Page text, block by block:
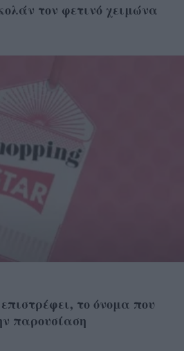
τον φετινό χειμώνα
το όνομα που
παρουσίαση